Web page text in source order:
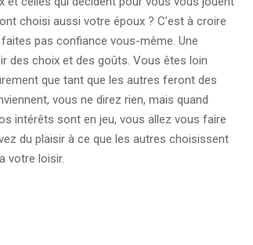
choisi aussi votre époux ? C’est à croire
pas confiance vous-même. Une
des choix et des goûts. Vous êtes loin
que tant que les autres feront des
vous ne direz rien, mais quand
intérêts sont en jeu, vous allez vous faire
du plaisir à ce que les autres choisissent
votre loisir.